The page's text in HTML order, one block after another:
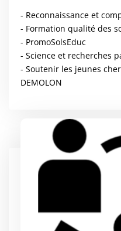
- Reconnaissance et
- Formation qualité des
- PromoSolsEduc
- Science et recherches
- Soutenir les jeunes
DEMOLON